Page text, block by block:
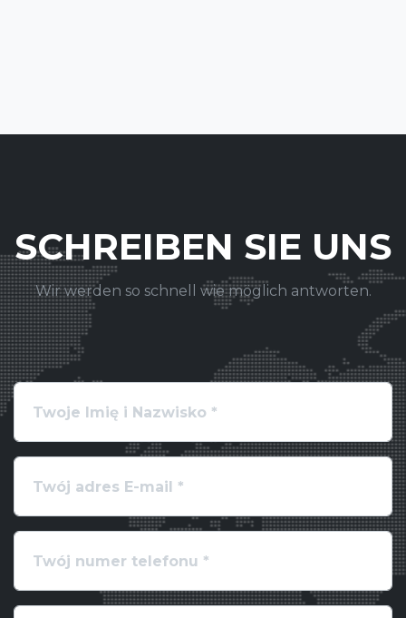
SCHREIBEN SIE UNS
Wir werden so schnell wie möglich antworten.